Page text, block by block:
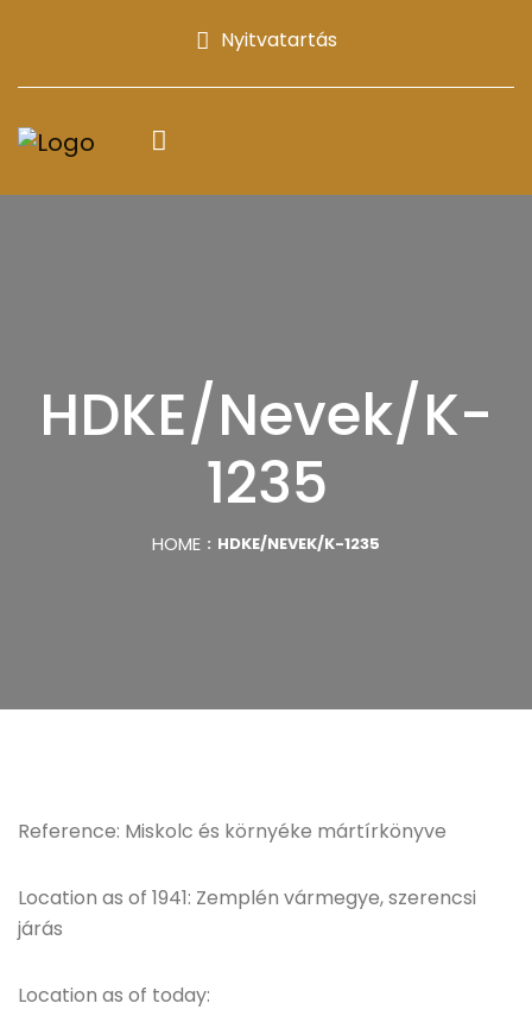
Nyitvatartás
HDKE/Nevek/K-
1235
HOME HDKE/NEVEK/K-1235
Reference: Miskolc és környéke mártírkönyve
Location as of 1941: Zemplén vármegye, szerencsi
járás
Location as of today: